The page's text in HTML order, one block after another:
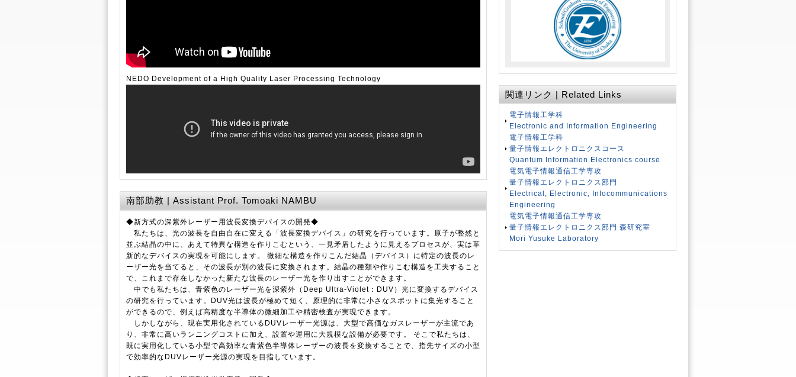
NEDO Development of a High Quality Laser Processing Technology
南部助教 | Assistant Prof. Tomoaki NAMBU
◆新方式の深紫外レーザー用波長変換デバイスの開発◆
私たちは、光の波長を自由自在に変える「波長変換デバイス」の研究を行っています。原子が整然と
並ぶ結晶の中に、あえて特異な構造を作りこむという、一見矛盾したように見えるプロセスが、実は革
新的なデバイスの実現を可能にします。 微細な構造を作りこんだ結晶（デバイス）に特定の波長のレ
ーザー光を当てると、その波長が別の波長に変換されます。結晶の種類や作りこむ構造を工夫すること
で、これまで存在しなかった新たな波長のレーザー光を作り出すことができます。
中でも私たちは、青紫色のレーザー光を深紫外（Deep Ultra-Violet：DUV）光に変換するデバイス
の研究を行っています。DUV光は波長が極めて短く、原理的に非常に小さなスポットに集光すること
ができるので、例えば高精度な半導体の微細加工や精密検査が実現できます。
しかしながら、現在実用化されているDUVレーザー光源は、大型で高価なガスレーザーが主流であ
り、非常に高いランニングコストに加え、設置や運用に大規模な設備が必要です。 そこで私たちは、
既に実用化している小型で高効率な青紫色半導体レーザーの波長を変換することで、指先サイズの小型
で効率的なDUVレーザー光源の実現を目指しています。
関連リンク | Related Links
電子情報工学科
Electronic and Information Engineering
電子情報工学科
量子情報エレクトロニクスコース
Quantum Information Electronics course
電気電子情報通信工学専攻
量子情報エレクトロニクス部門
Electrical, Electronic, Infocommunications
Engineering
電気電子情報通信工学専攻
量子情報エレクトロニクス部門 森研究室
Mori Yusuke Laboratory